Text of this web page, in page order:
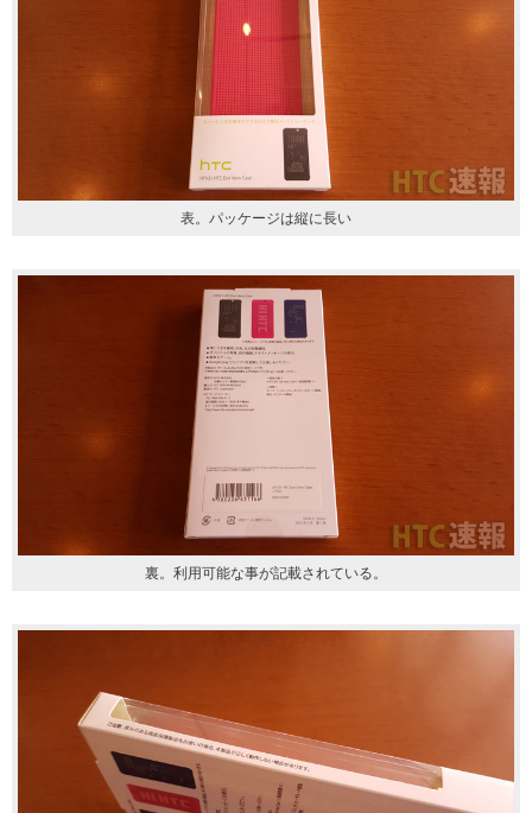
表。パッケージは縦に長い
裏。利用可能な事が記載されている。